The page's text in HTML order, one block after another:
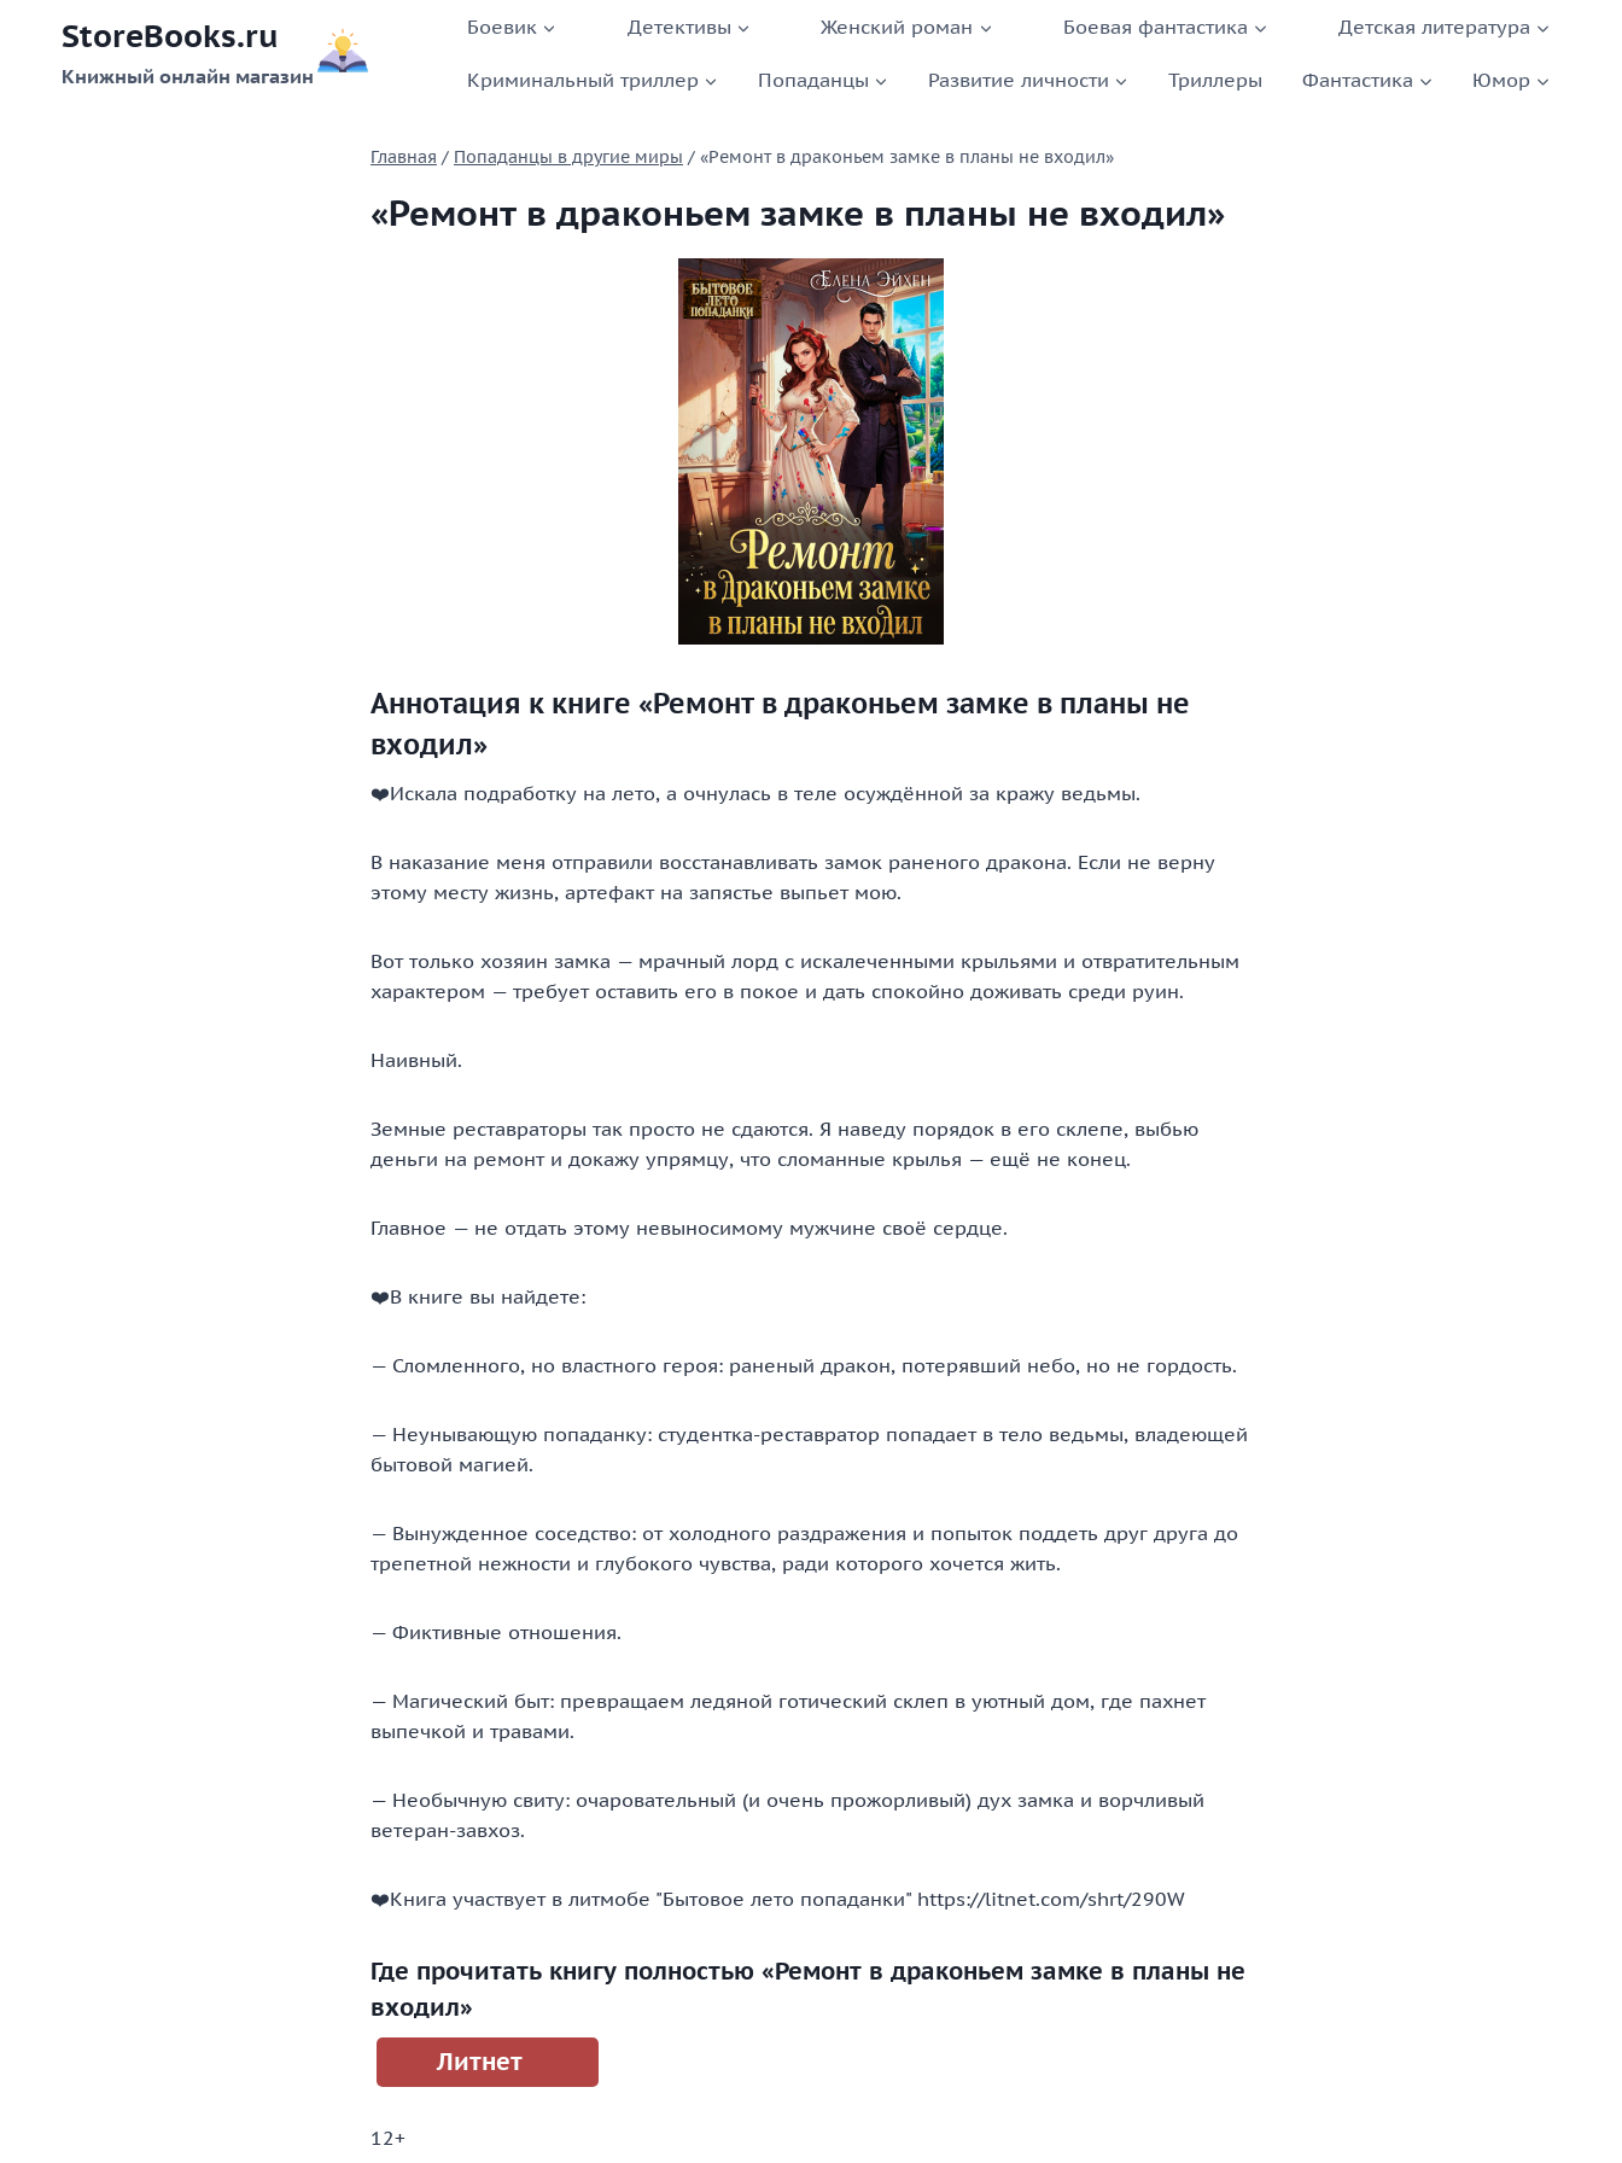
содержимому
StoreBooks.ru
Книжный онлайн магазин
Боевик Детективы Женский роман Боевая фантастика Детская литература
Криминальный триллер Попаданцы Развитие личности Триллеры Фантастика Юмор
Главная / Попаданцы в другие миры / «Ремонт в драконьем замке в планы не входил»
«Ремонт в драконьем замке в планы не входил»
Аннотация к книге «Ремонт в драконьем замке в планы не
входил»
‍❤️‍Искала подработку на лето, а очнулась в теле осуждённой за кражу ведьмы.
В наказание меня отправили восстанавливать замок раненого дракона. Если не верну
этому месту жизнь, артефакт на запястье выпьет мою.
Вот только хозяин замка — мрачный лорд с искалеченными крыльями и отвратительным
характером — требует оставить его в покое и дать спокойно доживать среди руин.
Наивный.
Земные реставраторы так просто не сдаются. Я наведу порядок в его склепе, выбью
деньги на ремонт и докажу упрямцу, что сломанные крылья — ещё не конец.
Главное — не отдать этому невыносимому мужчине своё сердце.
‍❤️‍В книге вы найдете:
— Сломленного, но властного героя: раненый дракон, потерявший небо, но не гордость.
— Неунывающую попаданку: студентка-реставратор попадает в тело ведьмы, владеющей
бытовой магией.
— Вынужденное соседство: от холодного раздражения и попыток поддеть друг друга до
трепетной нежности и глубокого чувства, ради которого хочется жить.
— Фиктивные отношения.
— Магический быт: превращаем ледяной готический склеп в уютный дом, где пахнет
выпечкой и травами.
— Необычную свиту: очаровательный (и очень прожорливый) дух замка и ворчливый
ветеран-завхоз.
‍❤️‍Книга участвует в литмобе "Бытовое лето попаданки" https://litnet.com/shrt/290W
Где прочитать книгу полностью «Ремонт в драконьем замке в планы не
входил»
Литнет
12+